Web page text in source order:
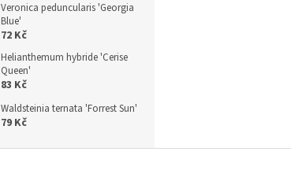
Veronica peduncularis 'Georgia
Blue'
72 Kč
Helianthemum hybride 'Cerise
Queen'
83 Kč
Waldsteinia ternata 'Forrest Sun'
79 Kč